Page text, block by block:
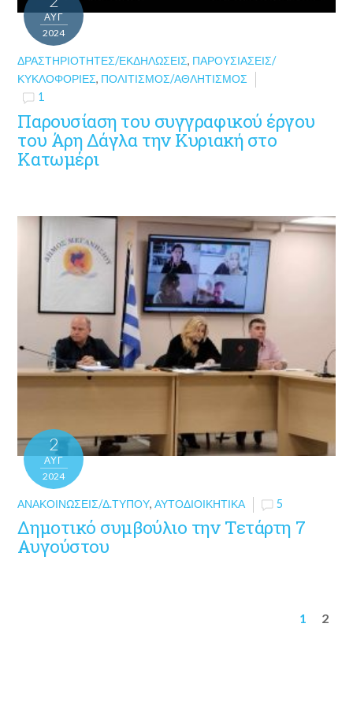
ΑΥΓ
2024
ΔΡΑΣΤΗΡΙΌΤΗΤΕΣ/ΕΚΔΗΛΏΣΕΙΣ, ΠΑΡΟΥΣΙΆΣΕΙΣ/
ΚΥΚΛΟΦΟΡΊΕΣ, ΠΟΛΙΤΙΣΜΌΣ/ΑΘΛΗΤΙΣΜΌΣ
1
Παρουσίαση του συγγραφικού έργου
του Άρη Δάγλα την Κυριακή στο
Κατωμέρι
2
ΑΥΓ
2024
ΑΝΑΚΟΙΝΏΣΕΙΣ/Δ.ΤΎΠΟΥ,ΑΥΤΟΔΙΟΙΚΗΤΙΚΆ 5
Δημοτικό συμβούλιο την Τετάρτη 7
Αυγούστου
1 2